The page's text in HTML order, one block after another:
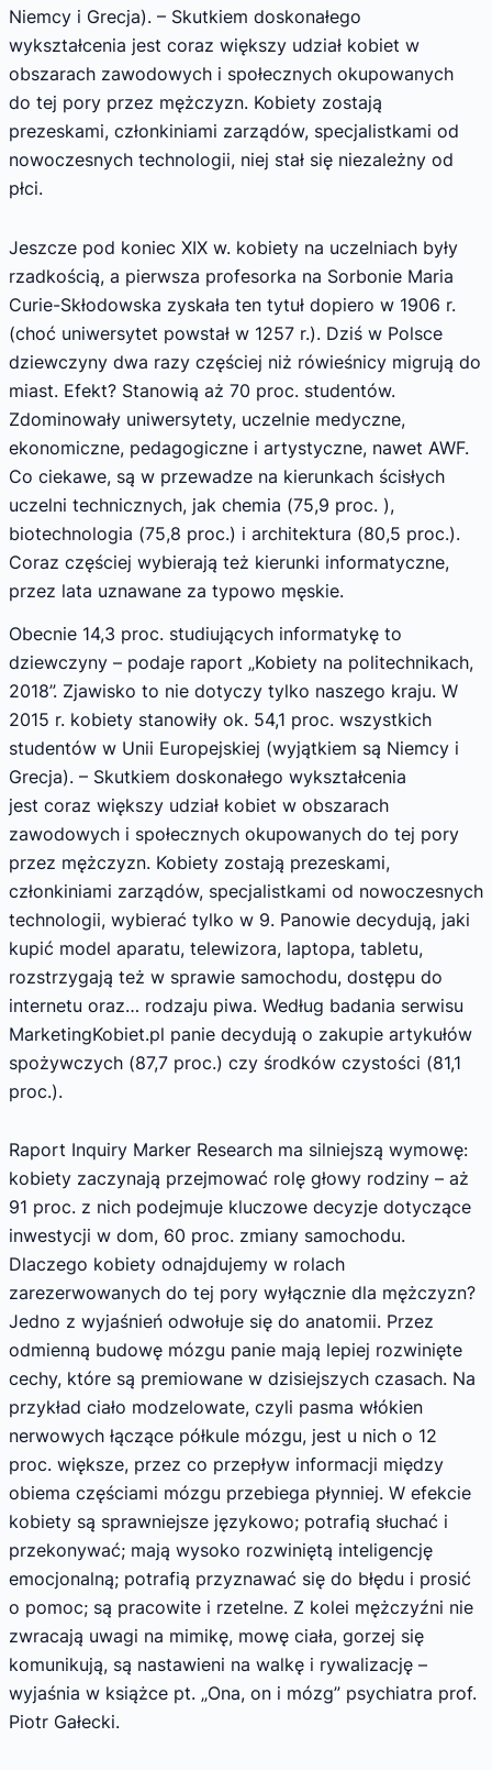
Niemcy i Grecja). – Skutkiem doskonałego
wykształcenia jest coraz większy udział kobiet w
obszarach zawodowych i społecznych okupowanych
do tej pory przez mężczyzn. Kobiety zostają
prezeskami, członkiniami zarządów, specjalistkami od
nowoczesnych technologii, niej stał się niezależny od
płci.
Jeszcze pod koniec XIX w. kobiety na uczelniach były
rzadkością, a pierwsza profesorka na Sorbonie Maria
Curie-Skłodowska zyskała ten tytuł dopiero w 1906 r.
(choć uniwersytet powstał w 1257 r.). Dziś w Polsce
dziewczyny dwa razy częściej niż rówieśnicy migrują do
miast. Efekt? Stanowią aż 70 proc. studentów.
Zdominowały uniwersytety, uczelnie medyczne,
ekonomiczne, pedagogiczne i artystyczne, nawet AWF.
Co ciekawe, są w przewadze na kierunkach ścisłych
uczelni technicznych, jak chemia (75,9 proc. ),
biotechnologia (75,8 proc.) i architektura (80,5 proc.).
Coraz częściej wybierają też kierunki informatyczne,
przez lata uznawane za typowo męskie.
Obecnie 14,3 proc. studiujących informatykę to
dziewczyny – podaje raport „Kobiety na politechnikach,
2018”. Zjawisko to nie dotyczy tylko naszego kraju. W
2015 r. kobiety stanowiły ok. 54,1 proc. wszystkich
studentów w Unii Europejskiej (wyjątkiem są Niemcy i
Grecja). – Skutkiem doskonałego wykształcenia
jest coraz większy udział kobiet w obszarach
zawodowych i społecznych okupowanych do tej pory
przez mężczyzn. Kobiety zostają prezeskami,
członkiniami zarządów, specjalistkami od nowoczesnych
technologii, wybierać tylko w 9. Panowie decydują, jaki
kupić model aparatu, telewizora, laptopa, tabletu,
rozstrzygają też w sprawie samochodu, dostępu do
internetu oraz… rodzaju piwa. Według badania serwisu
MarketingKobiet.pl panie decydują o zakupie artykułów
spożywczych (87,7 proc.) czy środków czystości (81,1
proc.).
Raport Inquiry Marker Research ma silniejszą wymowę:
kobiety zaczynają przejmować rolę głowy rodziny – aż
91 proc. z nich podejmuje kluczowe decyzje dotyczące
inwestycji w dom, 60 proc. zmiany samochodu.
Dlaczego kobiety odnajdujemy w rolach
zarezerwowanych do tej pory wyłącznie dla mężczyzn?
Jedno z wyjaśnień odwołuje się do anatomii. Przez
odmienną budowę mózgu panie mają lepiej rozwinięte
cechy, które są premiowane w dzisiejszych czasach. Na
przykład ciało modzelowate, czyli pasma włókien
nerwowych łączące półkule mózgu, jest u nich o 12
proc. większe, przez co przepływ informacji między
obiema częściami mózgu przebiega płynniej. W efekcie
kobiety są sprawniejsze językowo; potrafią słuchać i
przekonywać; mają wysoko rozwiniętą inteligencję
emocjonalną; potrafią przyznawać się do błędu i prosić
o pomoc; są pracowite i rzetelne. Z kolei mężczyźni nie
zwracają uwagi na mimikę, mowę ciała, gorzej się
komunikują, są nastawieni na walkę i rywalizację –
wyjaśnia w książce pt. „Ona, on i mózg” psychiatra prof.
Piotr Gałecki.